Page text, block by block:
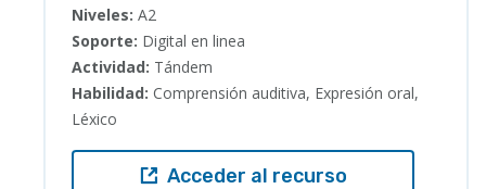
Niveles: A2
Soporte: Digital en linea
Actividad: Tándem
Habilidad: Comprensión auditiva, Expresión oral,
Léxico
Acceder al recurso